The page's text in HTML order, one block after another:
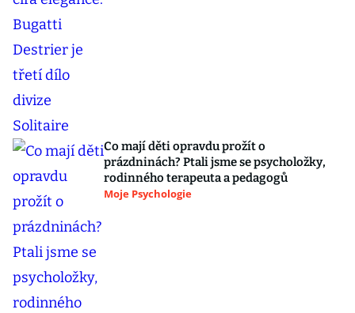
Co mají děti opravdu prožít o
prázdninách? Ptali jsme se psycholožky,
rodinného terapeuta a pedagogů
Moje Psychologie